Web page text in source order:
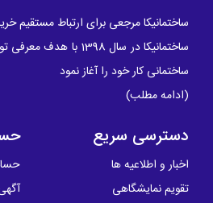
ساختمانیکا مرجعی برای ارتباط مستقیم
ساختمانیکا در سال 1398
ساختمانی کار خود را آغاز نمود
(ادامه مطلب)
دسترسی سریع
اخبار و اطلاعیه ها
تقویم نمایشگاهی